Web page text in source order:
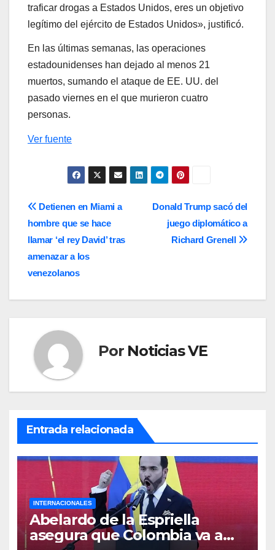
traficar drogas a Estados Unidos, eres un objetivo
legítimo del ejército de Estados Unidos», justificó.
En las últimas semanas, las operaciones
estadounidenses han dejado al menos 21
muertos, sumando el ataque de EE. UU. del
pasado viernes en el que murieron cuatro
personas.
Ver fuente
Navegación
de
entradas
Donald Trump sacó del
juego diplomático a
Richard Grenell
Detienen en Miami a
hombre que se hace
llamar ‘el rey David’ tras
amenazar a los
venezolanos
Por Noticias VE
Entrada relacionada
INTERNACIONALES
Abelardo de la Espriella
asegura que Colombia va a